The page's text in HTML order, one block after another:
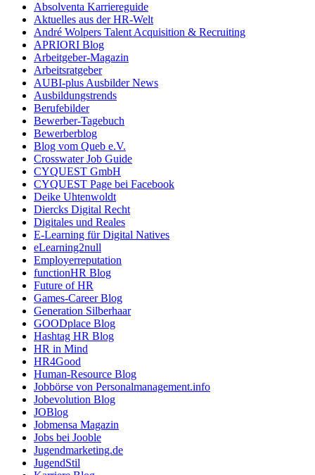
Absolventa Karriereguide
Aktuelles aus der HR-Welt
André Wolpers Talent Acquisition & Recruiting
APRIORI Blog
Arbeitgeber-Magazin
Arbeitsratgeber
AUBI-plus Ausbilder News
Ausbildungstrends
Berufebilder
Bewerber-Tagebuch
Bewerberblog
Blog vom Queb e.V.
Crosswater Job Guide
CYQUEST GmbH
CYQUEST Page bei Facebook
Deike Uhtenwoldt
Diercks Digital Recht
Digitales und Reales
E-Learning für Digital Natives
eLearning2null
Employerreputation
functionHR Blog
Future of HR
Games-Career Blog
Generation Silberhaar
GOODplace Blog
Hashtag HR Blog
HR in Mind
HR4Good
Human-Resource Blog
Jobbörse von Personalmanagement.info
Jobevolution Blog
JOBlog
Jobmensa Magazin
Jobs bei Jooble
Jugendmarketing.de
JugendStil